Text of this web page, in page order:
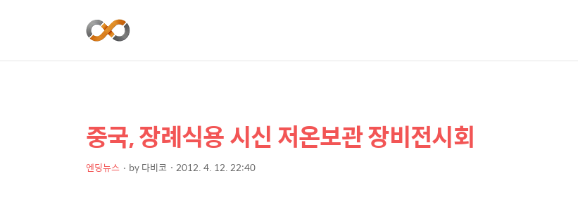
상
세
컨
본
문
제
중국, 장례식용 시신 저온보관 장비전시회
엔딩뉴스 by다비코 2012. 4. 12. 22:40